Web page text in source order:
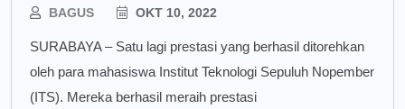
BAGUS OKT 10, 2022
SURABAYA – Satu lagi prestasi yang berhasil ditorehkan
oleh para mahasiswa Institut Teknologi Sepuluh Nopember
(ITS). Mereka berhasil meraih prestasi